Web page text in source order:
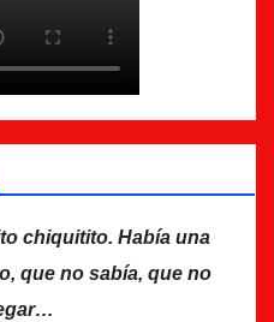
chiquitito. Había una
que no sabía, que no